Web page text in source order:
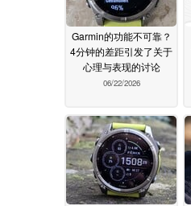
Garmin的功能不可靠？
4分钟的差距引发了关于
心理与表现的讨论
06/22/2026